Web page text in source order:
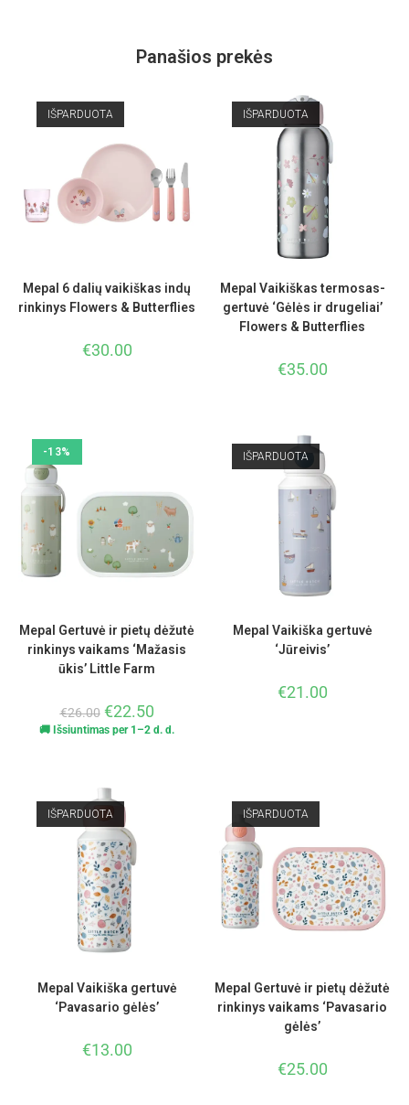
Panašios prekės
IŠPARDUOTA
Mepal 6 dalių vaikiškas indų
rinkinys Flowers & Butterflies
€30.00
IŠPARDUOTA
Mepal Vaikiškas termosas-
gertuvė ‘Gėlės ir drugeliai’
Flowers & Butterflies
€35.00
-13%
Mepal Gertuvė ir pietų dėžutė
rinkinys vaikams ‘Mažasis
ūkis’ Little Farm
€26.00 €22.50
🚚 Išsiuntimas per 1–2 d. d.
IŠPARDUOTA
Mepal Vaikiška gertuvė
‘Jūreivis’
€21.00
IŠPARDUOTA
Mepal Vaikiška gertuvė
‘Pavasario gėlės’
€13.00
IŠPARDUOTA
Mepal Gertuvė ir pietų dėžutė
rinkinys vaikams ‘Pavasario
gėlės’
€25.00